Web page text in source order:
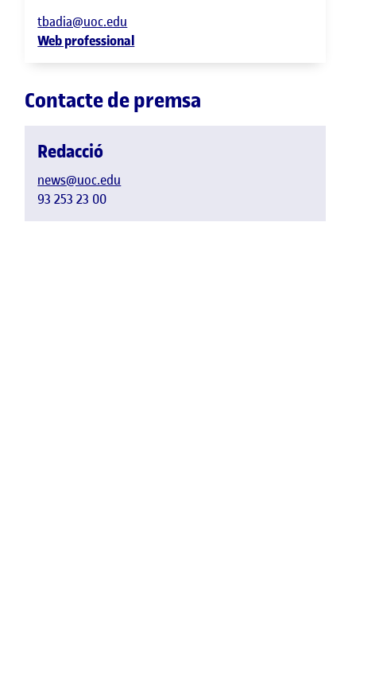
tbadia@uoc.edu
Web professional
Contacte de premsa
Redacció
news@uoc.edu
93 253 23 00